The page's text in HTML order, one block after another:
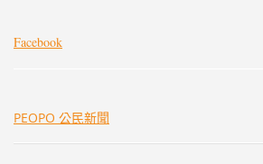
Facebook
PEOPO 公民新聞